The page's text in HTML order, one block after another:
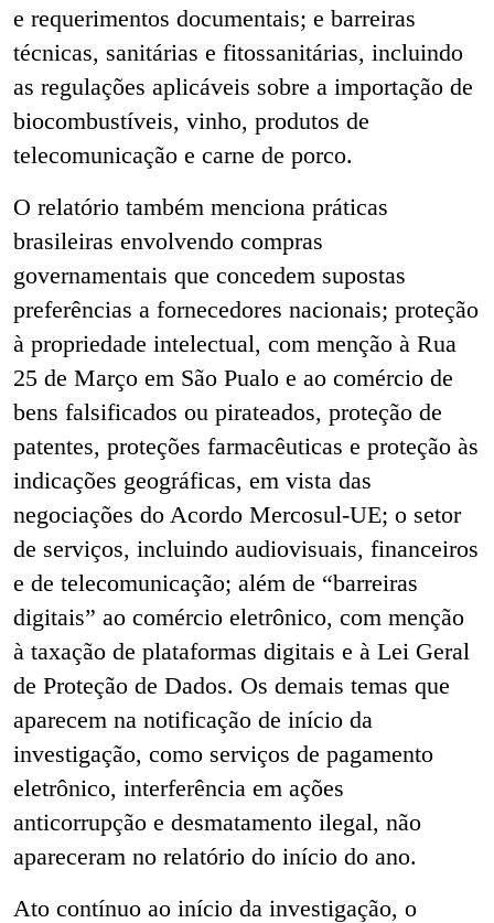
e requerimentos documentais; e barreiras
técnicas, sanitárias e fitossanitárias, incluindo
as regulações aplicáveis sobre a importação de
biocombustíveis, vinho, produtos de
telecomunicação e carne de porco.
O relatório também menciona práticas
brasileiras envolvendo compras
governamentais que concedem supostas
preferências a fornecedores nacionais; proteção
à propriedade intelectual, com menção à Rua
25 de Março em São Pualo e ao comércio de
bens falsificados ou pirateados, proteção de
patentes, proteções farmacêuticas e proteção às
indicações geográficas, em vista das
negociações do Acordo Mercosul-UE; o setor
de serviços, incluindo audiovisuais, financeiros
e de telecomunicação; além de “barreiras
digitais” ao comércio eletrônico, com menção
à taxação de plataformas digitais e à Lei Geral
de Proteção de Dados. Os demais temas que
aparecem na notificação de início da
investigação, como serviços de pagamento
eletrônico, interferência em ações
anticorrupção e desmatamento ilegal, não
apareceram no relatório do início do ano.
Ato contínuo ao início da investigação, o